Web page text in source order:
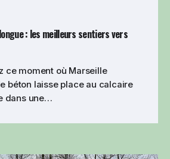
: les meilleurs sentiers vers
ce moment où Marseille
béton laisse place au calcaire
dans une…